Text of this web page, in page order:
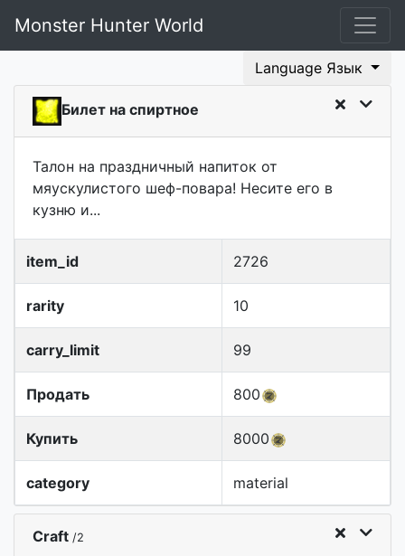
Monster Hunter World
Language Язык
Билет на спиртное
Талон на праздничный напиток от
мяускулистого шеф-повара! Несите его в
кузню и...
item_id 2726
rarity 10
carry_limit 99
Продать 800
Купить 8000
category material
Craft /2